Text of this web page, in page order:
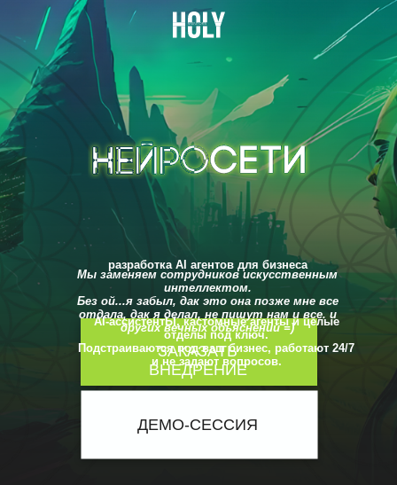
ЗАКАЗАТЬ
ВНЕДРЕНИЕ
Мы заменяем сотрудников искусственным
интеллектом.
Без ой...я забыл, дак это она позже мне все
отдала, дак я делал, не пишут нам и все. и
других вечных объяснений =)
AI-ассистентЫ, кастомные агенты и целые
отделы под ключ.
Подстраиваются под ваш бизнес, работают 24/7
и не задают вопросов.
разработка AI агентов для бизнеса
ДЕМО-СЕССИЯ